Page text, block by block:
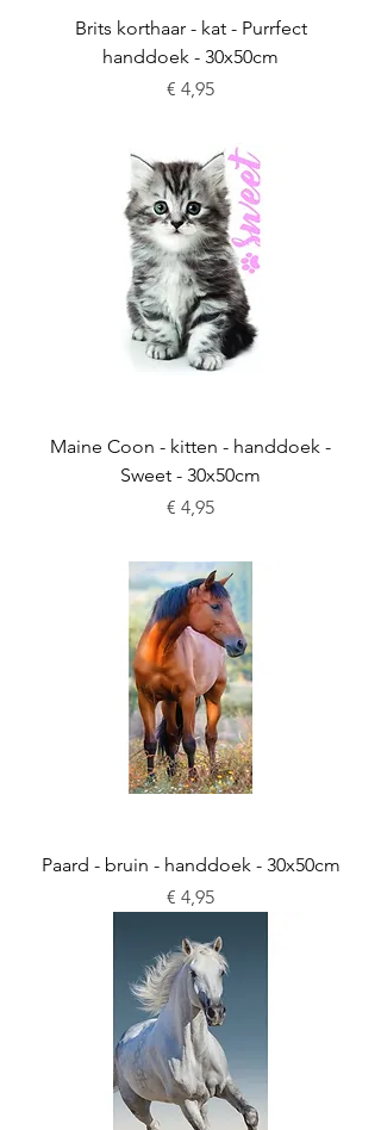
Brits korthaar - kat - Purrfect
handdoek - 30x50cm
Prijs
€ 4,95
Maine Coon - kitten - handdoek -
Sweet - 30x50cm
Prijs
€ 4,95
Paard - bruin - handdoek - 30x50cm
Prijs
€ 4,95